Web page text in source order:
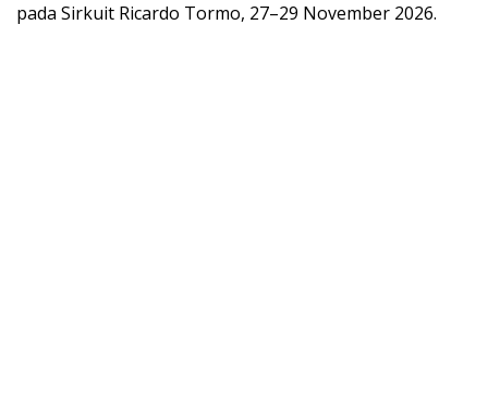
pada Sirkuit Ricardo Tormo, 27–29 November 2026.